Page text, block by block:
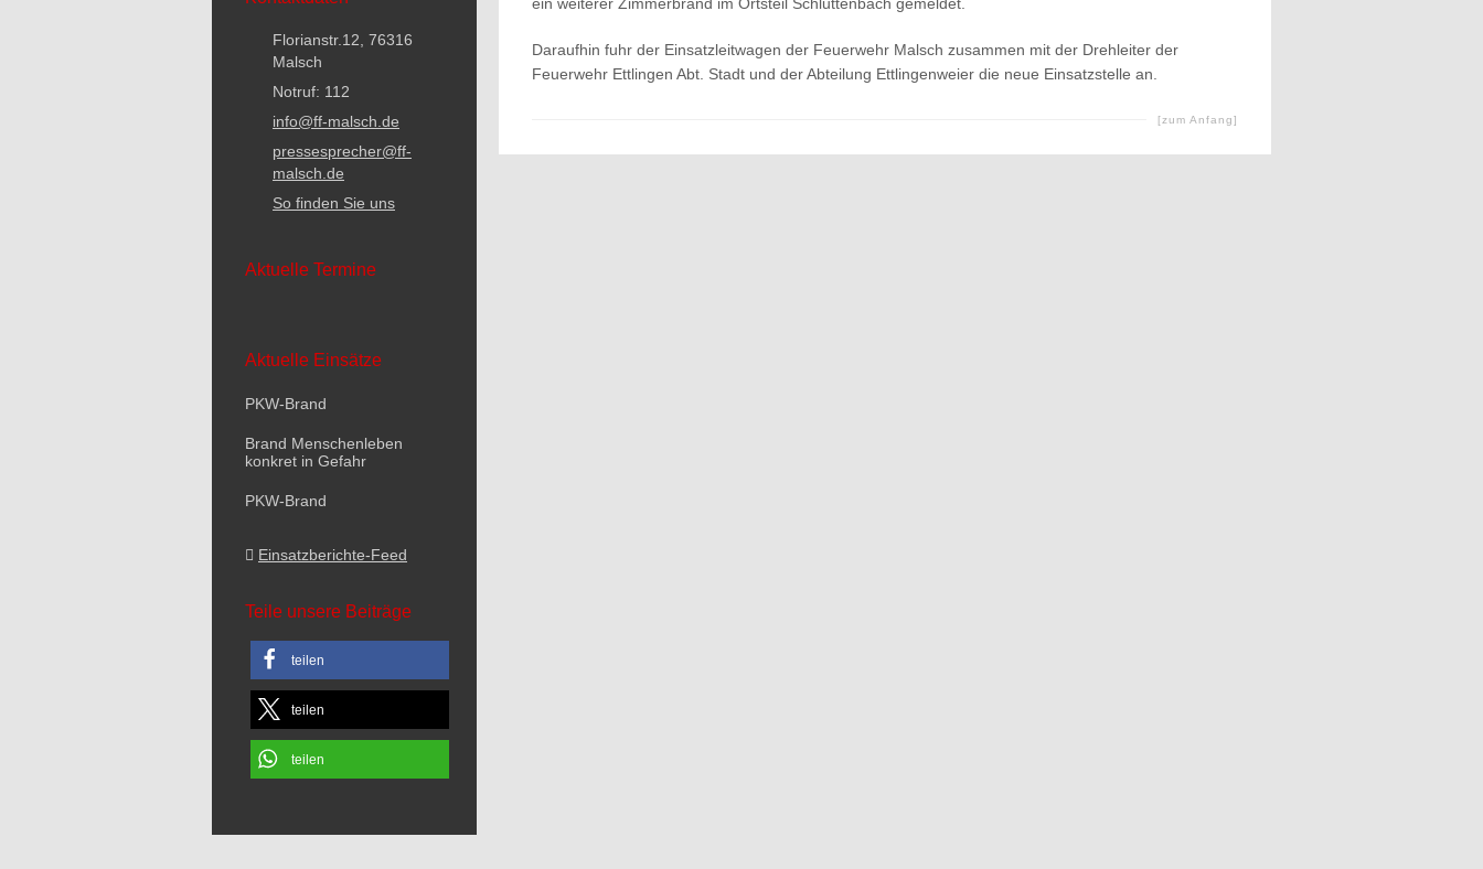
Daraufhin fuhr der Einsatzleitwagen der Feuerwehr Malsch zusammen mit der Drehleiter der
Feuerwehr Ettlingen Abt. Stadt und der Abteilung Ettlingenweier die neue Einsatzstelle an.
[zum Anfang]
Florianstr.12, 76316
Malsch
Notruf: 112
info@ff-malsch.de
pressesprecher@ff-
malsch.de
So finden Sie uns
Aktuelle Termine
Aktuelle Einsätze
PKW-Brand
Brand Menschenleben
konkret in Gefahr
PKW-Brand
Einsatzberichte-Feed
Teile unsere Beiträge
teilen
teilen
teilen